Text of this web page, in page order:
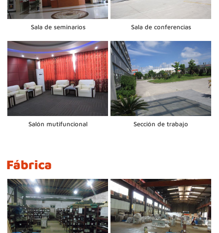
Sala de seminarios Sala de conferencias
Salón mutifuncional Sección de trabajo
Fábrica